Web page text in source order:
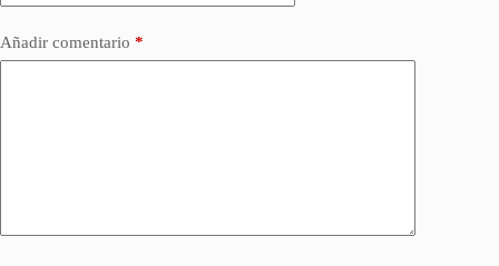
Añadir comentario *